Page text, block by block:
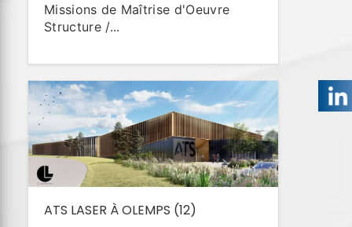
Missions de Maîtrise d'Oeuvre
Structure /...
ATS LASER À OLEMPS (12)